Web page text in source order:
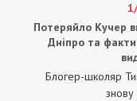
Потеряйло Кучер
Дніпро та
Блогер-школяр
знову